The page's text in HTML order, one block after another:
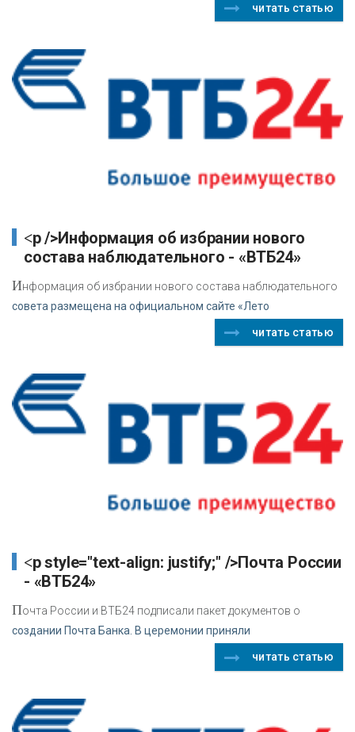
читать статью
<p />Информация об избрании нового
состава наблюдательного - «ВТБ24»
Информация об избрании нового состава наблюдательного
совета размещена на официальном сайте «Лето
читать статью
<p style="text-align: justify;" />Почта России
- «ВТБ24»
Почта России и ВТБ24 подписали пакет документов о
создании Почта Банка. В церемонии приняли
читать статью